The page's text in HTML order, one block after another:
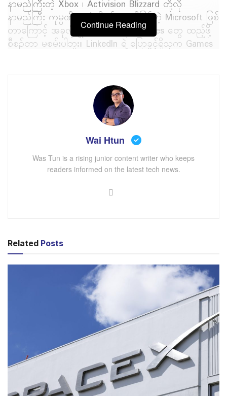
နာမည်ကြီးတဲ့ Xbox ၊ Activision Blizzard တို့လို
နာမည်ကြီး ကုမ္ပဏီတွေရဲ့ မိခင်ကုမ္ပဏီဖြစ်တဲ့ Microsoft ဖြစ်
တာကြောင့် အခုလိုမျိုး LinkedIn မှာ Games တွေ ထည့်ဖို့
စီစဥ်တာ မစမ်းပါဘူး။ LinkedIn ရဲ့ ပြောခွင့်ရှိသူက Games
ကိုတော့ အတိအကျ မသိသေးဘူးလို့ ပြောပါတယ်။
LinkedIn ရဲ့ ပြောခွင့်ရှိသူရဲ့ ပြောပြမှုအရ Platform ထဲကို
ထည့်သွင်းမယ့် Game တွေဟာ Puzzle-Based Games
တွေပဲ ဖြစ်ပြီး ပထမဦးဆုံး မြင်တွေ့ရမယ့် Game (၃) မျိုး
ကတော့ “Queens” ၊ “Inference” နှင့် “Crossclimb” တို့
ဖြစ်ကြောင်း သိရပါတယ်။ LinkedIn ဟာ အခုလိုမျိုး Games
တွေ ထည့်သွင်းဖို့ ကြိုးစားတာဟာ LinkedIn ကို အသုံးပြုသူ
များလာစေဖို့ဖြစ်သလို အသုံးပြုသူများ အချင်းချင်း ပိုမိုရင်းနှီး
စေဖို့ ဖြစ်ကြောင်း သိရပါတယ်။
Continue Reading
Wai Htun
Was Tun is a rising junior content writer who keeps
readers informed on the latest tech news.
Related Posts